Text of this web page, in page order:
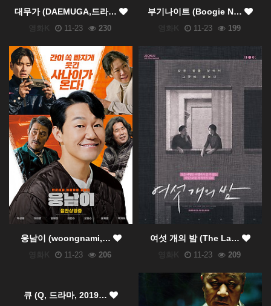
대무가 (DAEMUGA,드라…
11-23 230
부기나이트 (Boogie N…
11-23 199
웅남이 (woongnami,…
11-23 206
여섯 개의 밤 (The La…
11-23 209
큐 (Q, 드라마, 2019…